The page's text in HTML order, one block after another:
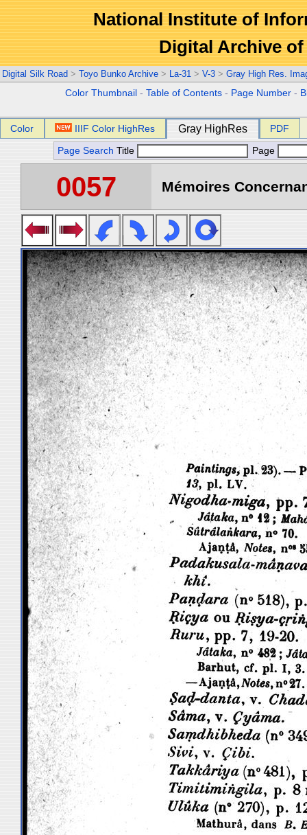
National Institute of
Digital Archive
Digital Silk Road > Toyo Bunko Archive > La-31 > V-3 > Gray High Res.
Color Thumbnail -Table of Contents - Page Number -
Color IIIF Color HighRes Gray HighRes PDF
Page Search Title Page
0057 Mémoires